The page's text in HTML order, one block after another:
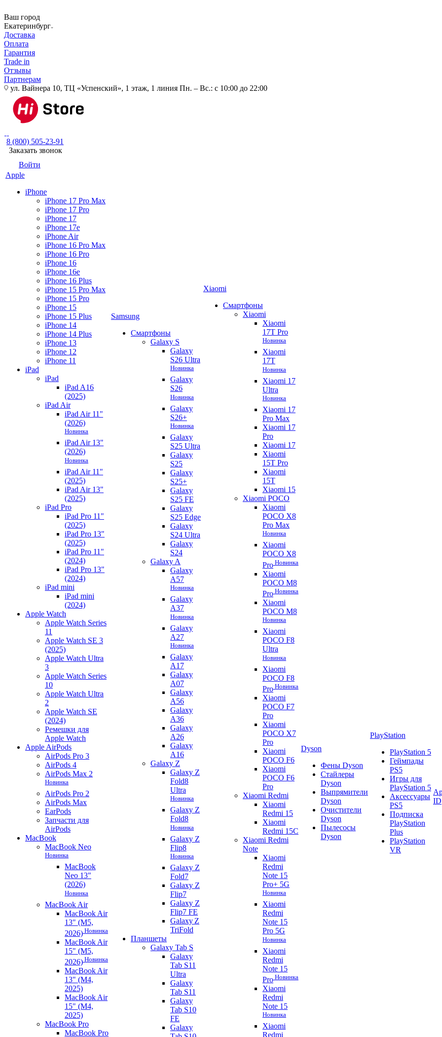
Ваш город
Екатеринбург
Доставка
Оплата
Гарантия
Trade in
Отзывы
Партнерам
ул. Вайнера 10, ТЦ «Успенский», 1 этаж, 1 линия Пн. – Вс.: с 10:00 до 22:00
8 (800) 505-23-91
Заказать звонок
Войти
Apple
iPhone
iPhone 17 Pro Max
iPhone 17 Pro
iPhone 17
iPhone 17e
iPhone Air
iPhone 16 Pro Max
iPhone 16 Pro
iPhone 16
iPhone 16e
iPhone 16 Plus
iPhone 15 Pro Max
iPhone 15 Pro
iPhone 15
iPhone 15 Plus
iPhone 14
iPhone 14 Plus
iPhone 13
iPhone 12
iPhone 11
iPad
iPad
iPad A16
(2025)
iPad Air
iPad Air 11"
(2026)
Новинка
iPad Air 13"
(2026)
Новинка
iPad Air 11"
(2025)
iPad Air 13"
(2025)
iPad Pro
iPad Pro 11"
(2025)
iPad Pro 13"
(2025)
iPad Pro 11"
(2024)
iPad Pro 13"
(2024)
iPad mini
iPad mini
(2024)
Apple Watch
Apple Watch Series
11
Apple Watch SE 3
(2025)
Apple Watch Ultra
3
Apple Watch Series
10
Apple Watch Ultra
2
Apple Watch SE
(2024)
Ремешки для
Apple Watch
Apple AirPods
AirPods Pro 3
AirPods 4
AirPods Max 2
Новинка
AirPods Pro 2
AirPods Max
EarPods
Запчасти для
AirPods
MacBook
MacBook Neo
Новинка
MacBook
Neo 13"
(2026)
Новинка
MacBook Air
MacBook Air
13" (M5,
2026) Новинка
MacBook Air
15" (M5,
2026) Новинка
MacBook Air
13" (M4,
2025)
MacBook Air
15" (M4,
2025)
MacBook Pro
MacBook Pro
Samsung
Смартфоны
Galaxy S
Galaxy
S26 Ultra
Новинка
Galaxy
S26
Новинка
Galaxy
S26+
Новинка
Galaxy
S25 Ultra
Galaxy
S25
Galaxy
S25+
Galaxy
S25 FE
Galaxy
S25 Edge
Galaxy
S24 Ultra
Galaxy
S24
Galaxy A
Galaxy
A57
Новинка
Galaxy
A37
Новинка
Galaxy
A27
Новинка
Galaxy
A17
Galaxy
A07
Galaxy
A56
Galaxy
A36
Galaxy
A26
Galaxy
A16
Galaxy Z
Galaxy Z
Fold8
Ultra
Новинка
Galaxy Z
Fold8
Новинка
Galaxy Z
Flip8
Новинка
Galaxy Z
Fold7
Galaxy Z
Flip7
Galaxy Z
Flip7 FE
Galaxy Z
TriFold
Планшеты
Galaxy Tab S
Galaxy
Tab S11
Ultra
Galaxy
Tab S11
Galaxy
Tab S10
FE
Galaxy
Xiaomi
Смартфоны
Xiaomi
Xiaomi
17T Pro
Новинка
Xiaomi
17T
Новинка
Xiaomi 17
Ultra
Новинка
Xiaomi 17
Pro Max
Xiaomi 17
Pro
Xiaomi 17
Xiaomi
15T Pro
Xiaomi
15T
Xiaomi 15
Xiaomi POCO
Xiaomi
POCO X8
Pro Max
Новинка
Xiaomi
POCO X8
Pro Новинка
Xiaomi
POCO M8
Pro Новинка
Xiaomi
POCO M8
Новинка
Xiaomi
POCO F8
Ultra
Новинка
Xiaomi
POCO F8
Pro Новинка
Xiaomi
POCO F7
Pro
Xiaomi
POCO X7
Pro
Xiaomi
POCO F6
Xiaomi
POCO F6
Pro
Xiaomi Redmi
Xiaomi
Redmi 15
Xiaomi
Redmi 15C
Xiaomi Redmi
Note
Xiaomi
Redmi
Note 15
Pro+ 5G
Новинка
Xiaomi
Redmi
Note 15
Pro 5G
Новинка
Xiaomi
Redmi
Note 15
Pro Новинка
Xiaomi
Redmi
Note 15
Новинка
Xiaomi
Redmi
Dyson
Фены Dyson
Стайлеры
Dyson
Выпрямители
Dyson
Очистители
Dyson
Пылесосы
Dyson
PlayStation
PlayStation 5
Геймпады
PS5
Игры для
PlayStation 5
Аксессуары
PS5
Подписка
PlayStation
Plus
PlayStation
VR
ID